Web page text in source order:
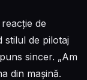
de
stilul de pilotaj
sincer. „Am
din mașină.